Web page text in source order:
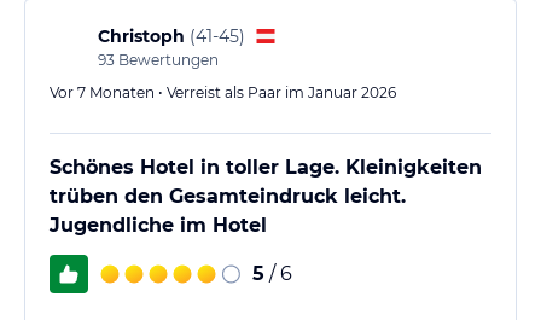
Christoph (41-45)
93 Bewertungen
Vor 7 Monaten • Verreist als Paar im Januar 2026
Schönes Hotel in toller Lage. Kleinigkeiten
trüben den Gesamteindruck leicht.
Jugendliche im Hotel
5 / 6